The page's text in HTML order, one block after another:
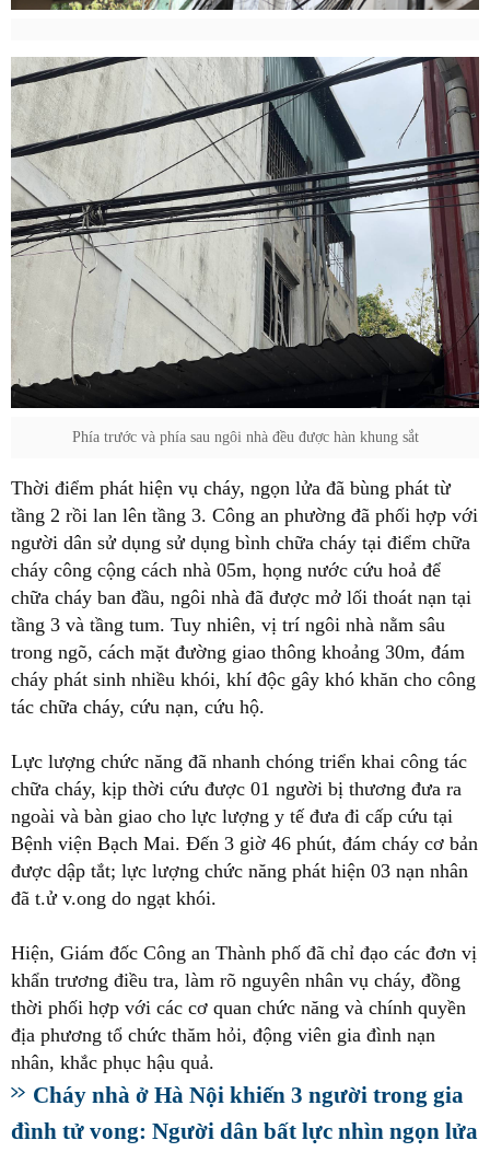
Phía trước và phía sau ngôi nhà đều được hàn khung sắt
Thời điểm phát hiện vụ cháy, ngọn lửa đã bùng phát từ
tầng 2 rồi lan lên tầng 3. Công an phường đã phối hợp với
người dân sử dụng sử dụng bình chữa cháy tại điểm chữa
cháy công cộng cách nhà 05m, họng nước cứu hoả để
chữa cháy ban đầu, ngôi nhà đã được mở lối thoát nạn tại
tầng 3 và tầng tum. Tuy nhiên, vị trí ngôi nhà nằm sâu
trong ngõ, cách mặt đường giao thông khoảng 30m, đám
cháy phát sinh nhiều khói, khí độc gây khó khăn cho công
tác chữa cháy, cứu nạn, cứu hộ.
Lực lượng chức năng đã nhanh chóng triển khai công tác
chữa cháy, kịp thời cứu được 01 người bị thương đưa ra
ngoài và bàn giao cho lực lượng y tế đưa đi cấp cứu tại
Bệnh viện Bạch Mai. Đến 3 giờ 46 phút, đám cháy cơ bản
được dập tắt; lực lượng chức năng phát hiện 03 nạn nhân
đã t.ử v.ong do ngạt khói.
Hiện, Giám đốc Công an Thành phố đã chỉ đạo các đơn vị
khẩn trương điều tra, làm rõ nguyên nhân vụ cháy, đồng
thời phối hợp với các cơ quan chức năng và chính quyền
địa phương tổ chức thăm hỏi, động viên gia đình nạn
nhân, khắc phục hậu quả.
Cháy nhà ở Hà Nội khiến 3 người trong gia
đình tử vong: Người dân bất lực nhìn ngọn lửa